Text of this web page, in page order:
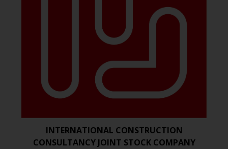
INTERNATIONAL CONSTRUCTION
CONSULTANCY JOINT STOCK COMPANY